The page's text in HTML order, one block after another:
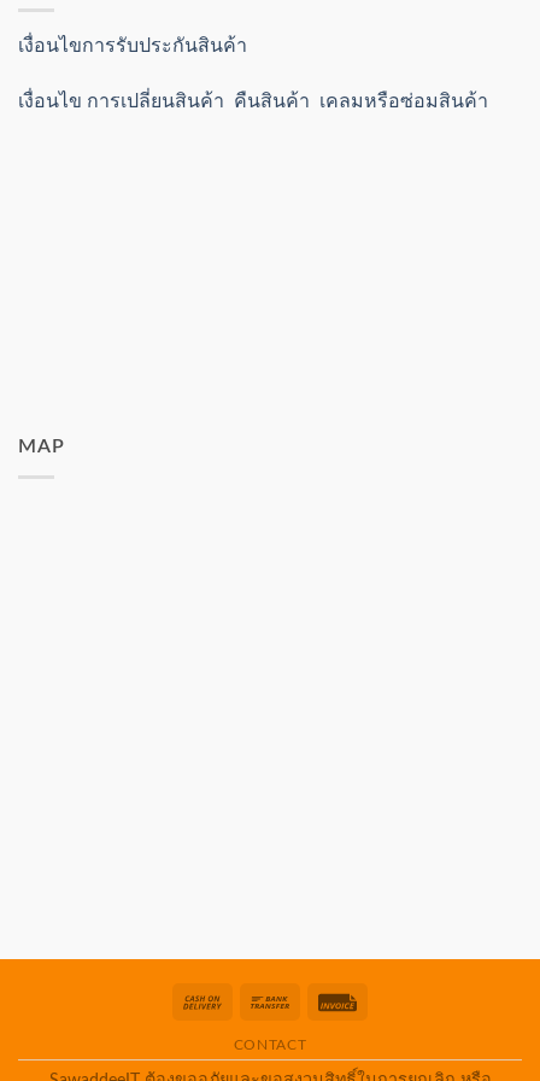
เงื่อนไขการรับประกันสินค้า
เงื่อนไข การเปลี่ยนสินค้า คืนสินค้า เคลมหรือซ่อมสินค้า
MAP
Cash
Delivery
Bank
CONTACT